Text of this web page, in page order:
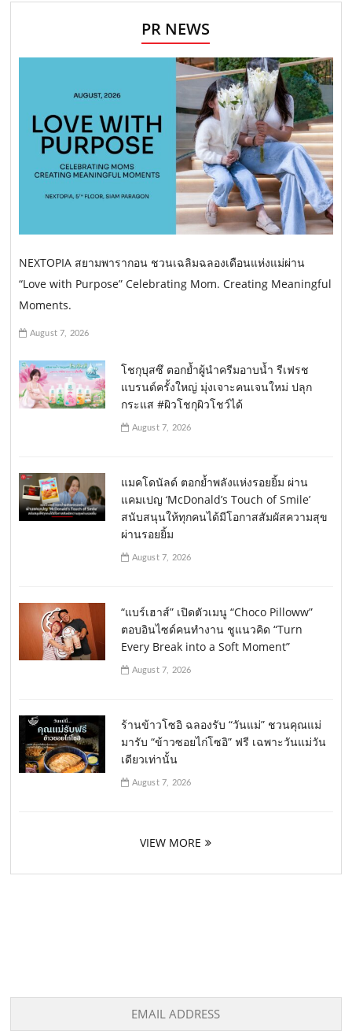
PR NEWS
NEXTOPIA สยามพารากอน ชวนเฉลิมฉลองเดือนแห่งแม่ผ่าน
“Love with Purpose” Celebrating Mom. Creating Meaningful
Moments.
August 7, 2026
โชกุบุสซึ ตอกย้ำผู้นำครีมอาบน้ำ รีเฟรช
แบรนด์ครั้งใหญ่ มุ่งเจาะคนเจนใหม่ ปลุก
กระแส #ผิวโชกุผิวโชว์ได้
August 7, 2026
แมคโดนัลด์ ตอกย้ำพลังแห่งรอยยิ้ม ผ่าน
แคมเปญ ‘McDonald’s Touch of Smile’
สนับสนุนให้ทุกคนได้มีโอกาสสัมผัสความสุข
ผ่านรอยยิ้ม
August 7, 2026
“แบร์เฮาส์” เปิดตัวเมนู “Choco Pilloww”
ตอบอินไซด์คนทำงาน ชูแนวคิด “Turn
Every Break into a Soft Moment”
August 7, 2026
ร้านข้าวโซอิ ฉลองรับ “วันแม่” ชวนคุณแม่
มารับ “ข้าวซอยไก่โซอิ” ฟรี เฉพาะวันแม่วัน
เดียวเท่านั้น
August 7, 2026
VIEW MORE